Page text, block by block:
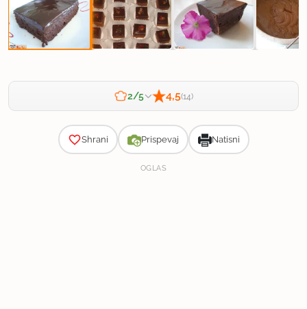
2/5 4,5(14)
Shrani Prispevaj Natisni
OGLAS